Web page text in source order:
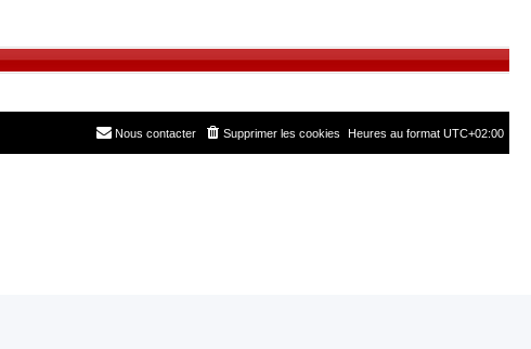
Heures au format UTC+02:00
Supprimer les cookies
Nous contacter